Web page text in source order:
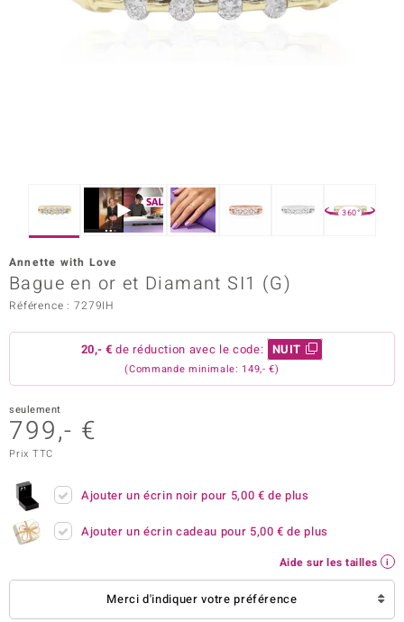
Vogue
in Italy
Collection
360°
Annette with Love
Bague en or et Diamant SI1 (G)
Référence : 7279IH
20,- € de réduction avec le code: NUIT
(Commande minimale: 149,- €)
seulement
799,- €
Prix TTC
Ajouter un écrin noir pour 5,00 € de plus
Ajouter un écrin cadeau pour 5,00 € de plus
Aide sur les tailles
Merci d'indiquer votre préférence